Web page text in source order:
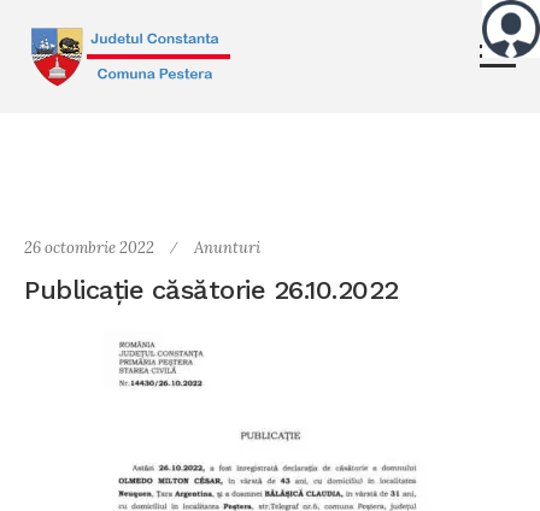
26 octombrie 2022 Anunturi
Publicație căsătorie 26.10.2022